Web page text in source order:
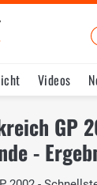
Videos
GP
-